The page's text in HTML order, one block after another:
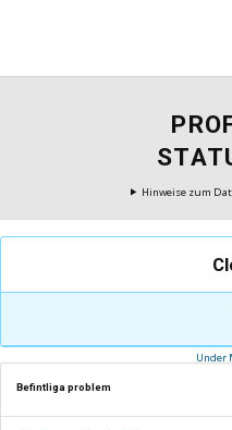
Hinweise zum
Under
Befintliga problem